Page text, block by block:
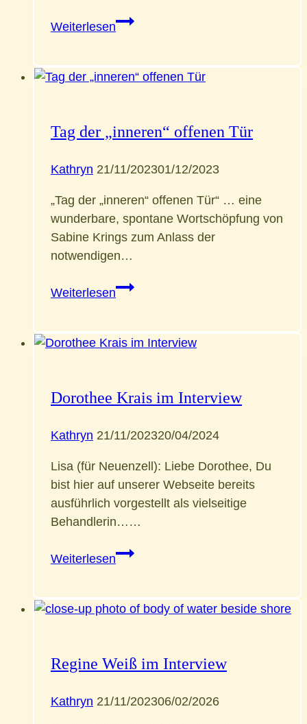
WeiterlesenZiegen
Tag der „inneren“ offenen Tür
Kathryn 21/11/202301/12/2023
„Tag der „inneren“ offenen Tür“ … eine
wunderbare, spontane Wortschöpfung von
Sabine Krings zum Anlass der
notwendigen…
WeiterlesenTag
offenen
Dorothee Krais im Interview
Kathryn 21/11/202320/04/2024
Lisa (für Neuenzell): Liebe Dorothee, Du
bist hier auf unserer Webseite bereits
ausführlich vorgestellt als vielseitige
Behandlerin……
WeiterlesenDorothee
Interview
Regine Weiß im Interview
Kathryn 21/11/202306/02/2026